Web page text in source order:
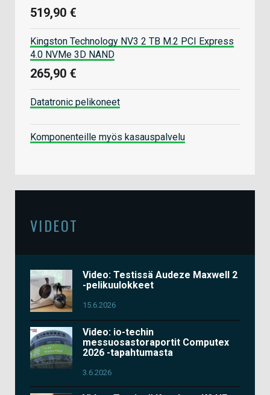
519,90 €
Kingston Technology NV3 2 TB M.2 PCI Express
4.0 NVMe 3D NAND
265,90 €
Datatronic pelikoneet
Komponenteille myös kasauspalvelu
VIDEOT
Video: Testissä Audeze Maxwell 2
-pelikuulokkeet
15.6.2026
Video: io-techin
messuosastoraportit Computex
2026 -tapahtumasta
3.6.2026